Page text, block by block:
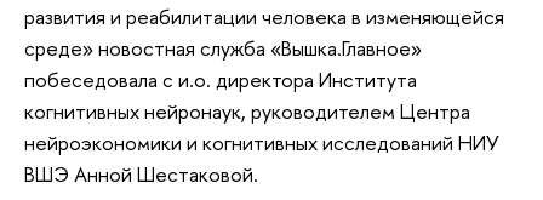
развития и реабилитации человека в изменяющейся
среде» новостная служба «Вышка.Главное»
побеседовала с и.о. директора Института
когнитивных нейронаук, руководителем Центра
нейроэкономики и когнитивных исследований НИУ
ВШЭ Анной Шестаковой.